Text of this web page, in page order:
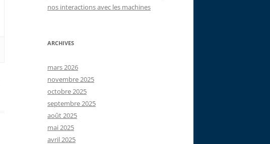
nos interactions avec les machines
ARCHIVES
mars 2026
novembre 2025
octobre 2025
septembre 2025
août 2025
mai 2025
avril 2025